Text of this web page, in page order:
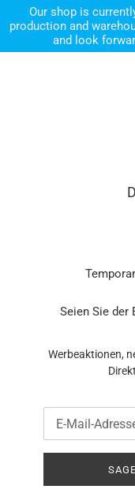
Our shop is
production and
and look
Seien Sie der
Werbeaktionen,
Mail